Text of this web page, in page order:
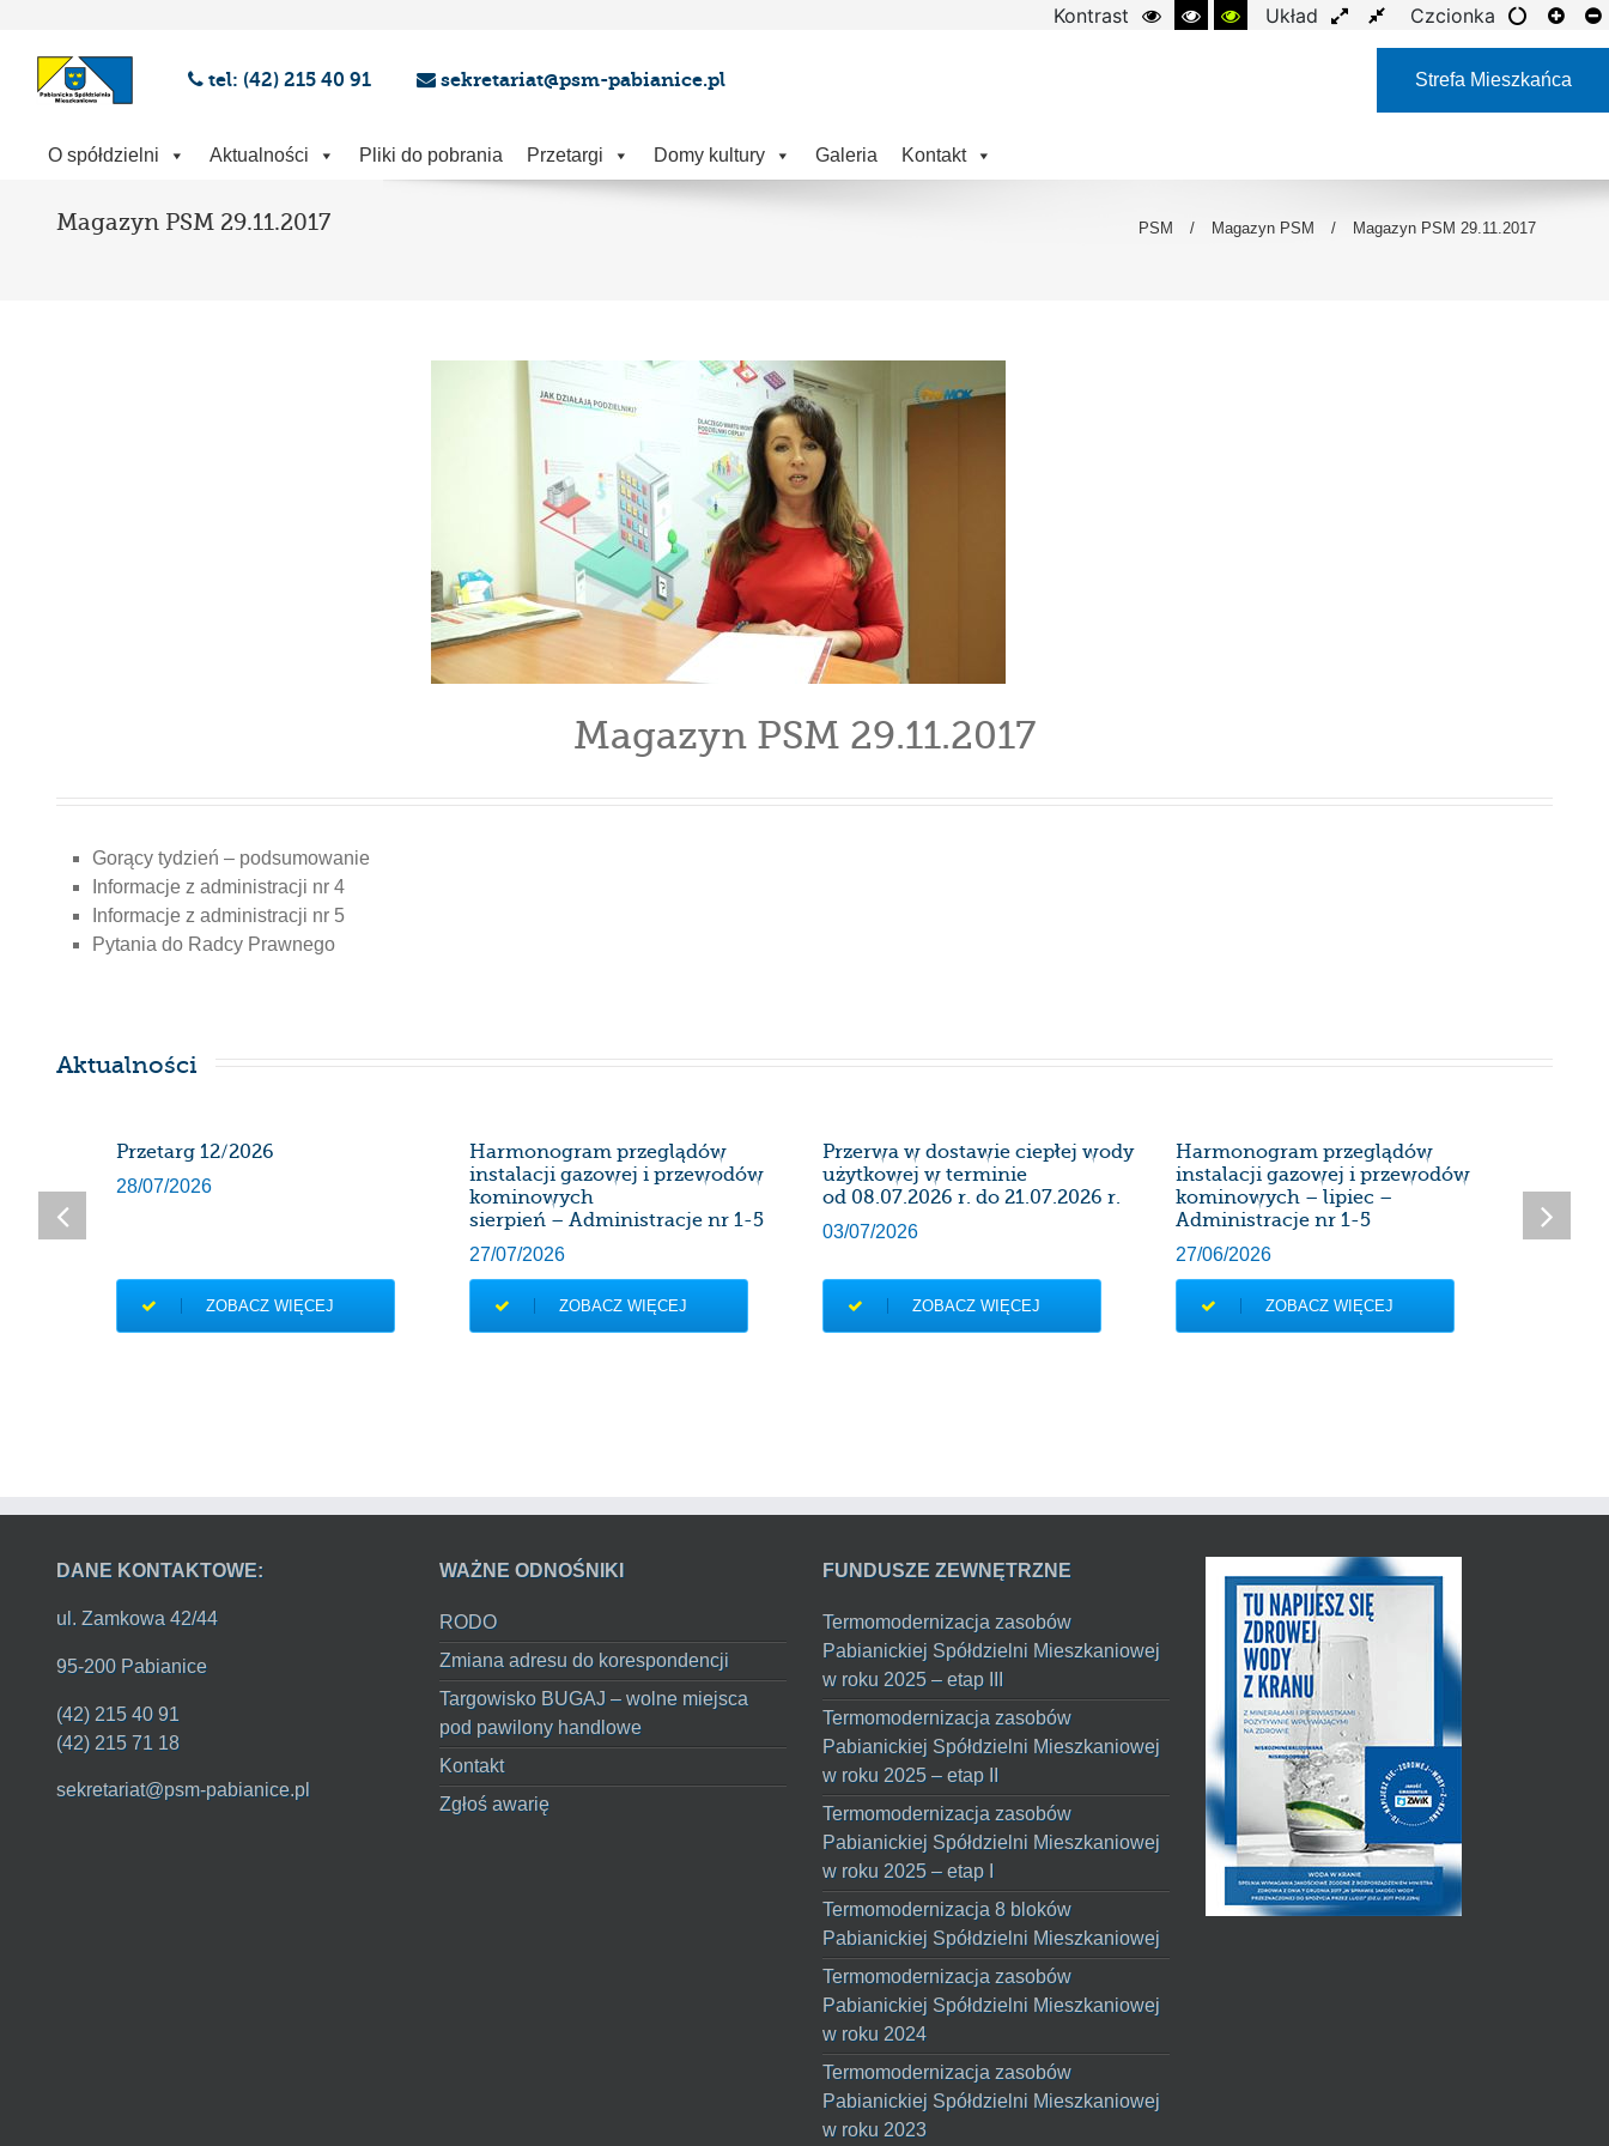
Kontrast Układ Czcionka
tel: (42) 215 40 91 sekretariat@psm-pabianice.pl Strefa Mieszkańca
O spółdzielni Aktualności Pliki do pobrania Przetargi Domy kultury Galeria Kontakt
Magazyn PSM 29.11.2017 PSM / Magazyn PSM / Magazyn PSM 29.11.2017
Magazyn PSM 29.11.2017
Gorący tydzień – podsumowanie
Informacje z administracji nr 4
Informacje z administracji nr 5
Pytania do Radcy Prawnego
Aktualności
Przetarg 12/2026
28/07/2026
ZOBACZ WIĘCEJ
Harmonogram przeglądów
instalacji gazowej i przewodów
kominowych
sierpień – Administracje nr 1-5
27/07/2026
ZOBACZ WIĘCEJ
Przerwa w dostawie ciepłej wody
użytkowej w terminie
od 08.07.2026 r. do 21.07.2026 r.
03/07/2026
ZOBACZ WIĘCEJ
Harmonogram przeglądów
instalacji gazowej i przewodów
kominowych – lipiec –
Administracje nr 1-5
27/06/2026
ZOBACZ WIĘCEJ
DANE KONTAKTOWE:
ul. Zamkowa 42/44
95-200 Pabianice
(42) 215 40 91
(42) 215 71 18
sekretariat@psm-pabianice.pl
WAŻNE ODNOŚNIKI
RODO
Zmiana adresu do korespondencji
Targowisko BUGAJ – wolne miejsca
pod pawilony handlowe
Kontakt
Zgłoś awarię
FUNDUSZE ZEWNĘTRZNE
Termomodernizacja zasobów
Pabianickiej Spółdzielni Mieszkaniowej
w roku 2025 – etap III
Termomodernizacja zasobów
Pabianickiej Spółdzielni Mieszkaniowej
w roku 2025 – etap II
Termomodernizacja zasobów
Pabianickiej Spółdzielni Mieszkaniowej
w roku 2025 – etap I
Termomodernizacja 8 bloków
Pabianickiej Spółdzielni Mieszkaniowej
Termomodernizacja zasobów
Pabianickiej Spółdzielni Mieszkaniowej
w roku 2024
Termomodernizacja zasobów
Pabianickiej Spółdzielni Mieszkaniowej
w roku 2023